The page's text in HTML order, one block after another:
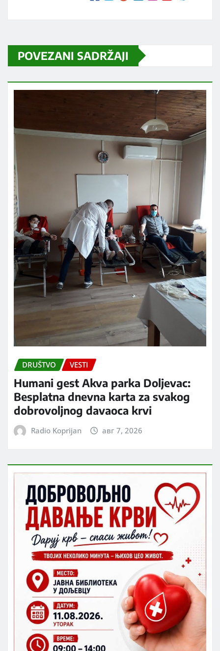
POVEZANI SADRŽAJI
DRUŠTVO VESTI
Humani gest Akva parka Doljevac:
Besplatna dnevna karta za svakog
dobrovoljnog davaoca krvi
Radio Koprijan авг 7, 2026